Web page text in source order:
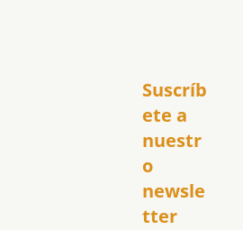
Suscríb
ete a
nuestr
o
newsle
tter